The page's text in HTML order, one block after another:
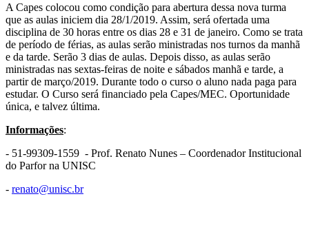
A Capes colocou como condição para abertura dessa nova turma
que as aulas iniciem dia 28/1/2019. Assim, será ofertada uma
disciplina de 30 horas entre os dias 28 e 31 de janeiro. Como se trata
de período de férias, as aulas serão ministradas nos turnos da manhã
e da tarde. Serão 3 dias de aulas. Depois disso, as aulas serão
ministradas nas sextas-feiras de noite e sábados manhã e tarde, a
partir de março/2019. Durante todo o curso o aluno nada paga para
estudar. O Curso será financiado pela Capes/MEC. Oportunidade
única, e talvez última.
Informações:
- 51-99309-1559 - Prof. Renato Nunes – Coordenador Institucional
do Parfor na UNISC
- renato@unisc.br